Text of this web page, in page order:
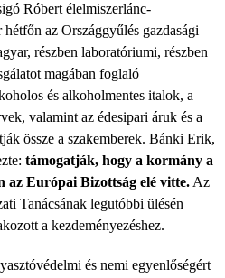
Róbert élelmiszerlánc-
az Országgyűlés gazdasági
részben laboratóriumi, részben
magában foglaló
és alkoholmentes italok, a
valamint az édesipari áruk és a
össze a szakemberek. Bánki Erik,
támogatják, hogy a kormány a
az Európai Bizottság elé vitte. Az
Tanácsának legutóbbi ülésén
a kezdeményezéshez.
és nemi egyenlőségért